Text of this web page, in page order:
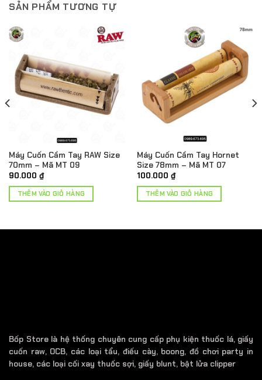
SẢN PHẨM TƯƠNG TỰ
Máy Cuốn Cầm Tay RAW Size
70mm – Mã MT 09
90.000 ₫
THÊM VÀO GIỎ HÀNG
Máy Cuốn Cầm Tay Hornet
Size 78mm – Mã MT 07
100.000 ₫
THÊM VÀO GIỎ HÀNG
Bốp Store là hệ thống chuyên cung cấp phụ kiện thuốc lá, giấy
cuốn raw, OCB, các loại tẩu, điếu cày, boong, đồ chơi party in
house, các loại cối xay thuốc sợi, giấy blunt, bật lửa clipper